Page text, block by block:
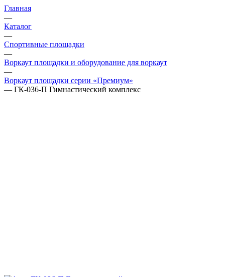
Главная
—
Каталог
—
Спортивные площадки
—
Воркаут площадки и оборудование для воркаут
—
Воркаут площадки серии «Премиум»
— ГК-036-П Гимнастический комплекс